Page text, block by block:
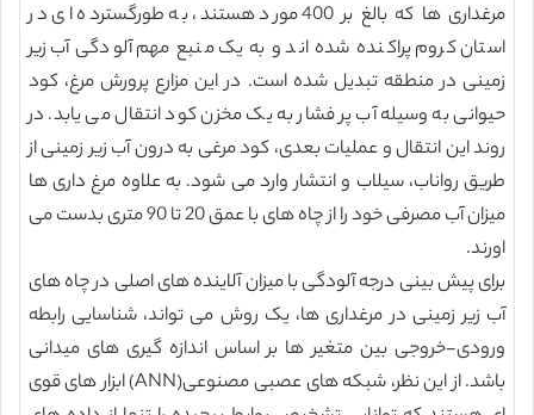
مرغداری ها که بالغ بر 400 مورد هستند، به طورگسترده ای در
استان کروم پراکنده شده اند و به یک منبع مهم آلودگی آب زیر
زمینی در منطقه تبدیل شده است. در این مزارع پرورش مرغ، کود
حیوانی به وسیله آب پر فشار به یک مخزن کود انتقال می یابد. در
روند این انتقال و عملیات بعدی، کود مرغی به درون آب زیر زمینی از
طریق رواناب، سیلاب و انتشار وارد می شود. به علاوه مرغ داری ها
میزان آب مصرفی خود را از چاه های با عمق 20 تا 90 متری بدست می
اورند.
برای پیش بینی درجه آلودگی با میزان آلاینده های اصلی در چاه های
آب زیر زمینی در مرغداری ها، یک روش می تواند، شناسایی رابطه
ورودی-خروجی بین متغیر ها بر اساس اندازه گیری های میدانی
باشد. از این نظر، شبکه های عصبی مصنوعی(ANN) ابزار های قوی